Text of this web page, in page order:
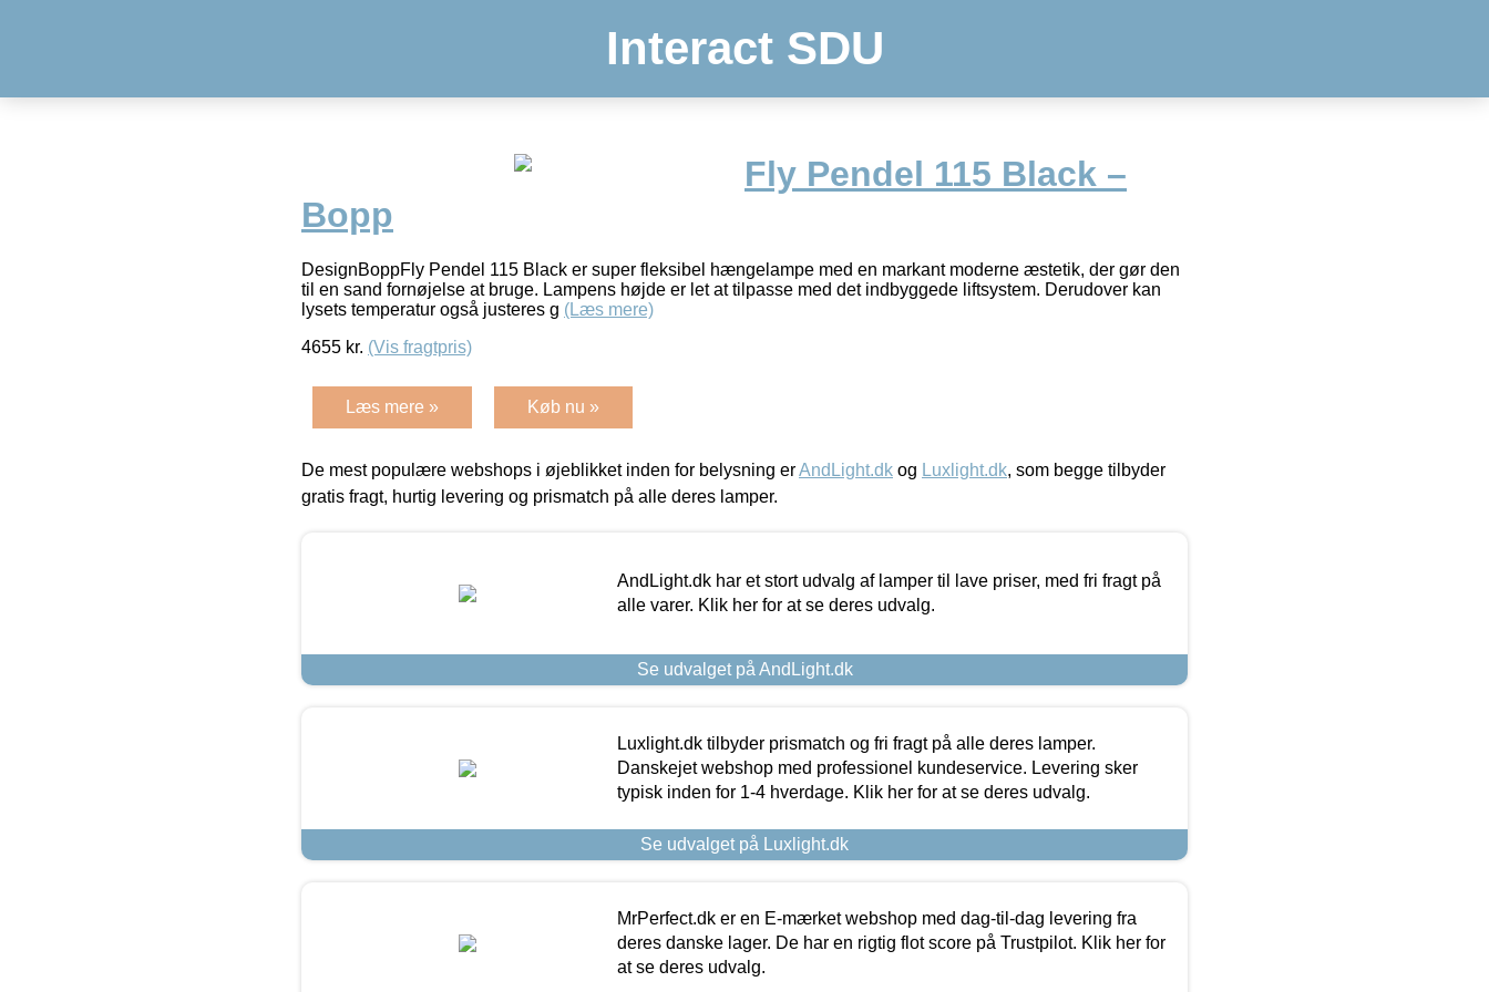
Interact SDU
Fly Pendel 115 Black –
Bopp
DesignBoppFly Pendel 115 Black er super fleksibel hængelampe med en markant moderne æstetik, der gør den
til en sand fornøjelse at bruge. Lampens højde er let at tilpasse med det indbyggede liftsystem. Derudover kan
lysets temperatur også justeres g (Læs mere)
4655 kr. (Vis fragtpris)
Læs mere » Køb nu »
De mest populære webshops i øjeblikket inden for belysning erAndLight.dk og Luxlight.dk, som begge tilbyder
gratis fragt, hurtig levering og prismatch på alle deres lamper.
AndLight.dk har et stort udvalg af lamper til lave priser, med fri fragt på
alle varer. Klik her for at se deres udvalg.
Se udvalget på AndLight.dk
Luxlight.dk tilbyder prismatch og fri fragt på alle deres lamper.
Danskejet webshop med professionel kundeservice. Levering sker
typisk inden for 1-4 hverdage. Klik her for at se deres udvalg.
Se udvalget på Luxlight.dk
MrPerfect.dk er en E-mærket webshop med dag-til-dag levering fra
deres danske lager. De har en rigtig flot score på Trustpilot. Klik her for
at se deres udvalg.